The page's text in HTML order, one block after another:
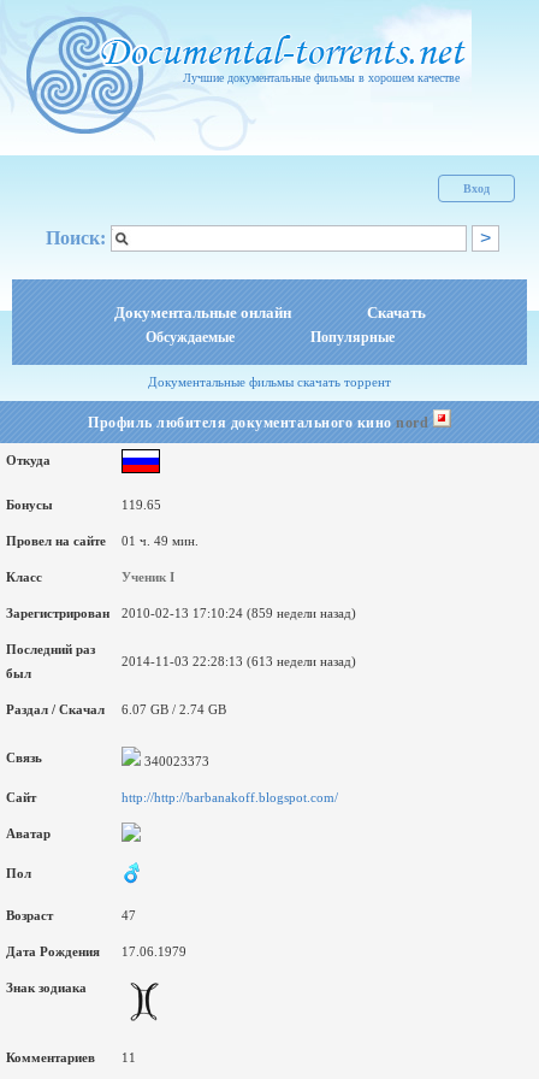
Лучшие документальные фильмы в хорошем качестве
Вход
Поиск:
Документальные онлайн Скачать
Обсуждаемые Популярные
Документальные фильмы скачать торрент
Профиль любителя документального киноnord
Откуда
Бонусы 119.65
Провел на сайте 01 ч. 49 мин.
Класс Ученик I
Зарегистрирован 2010-02-13 17:10:24 (859 недели назад)
Последний раз
был
2014-11-03 22:28:13 (613 недели назад)
Раздал / Скачал 6.07 GB / 2.74 GB
Связь 340023373
Сайт http://http://barbanakoff.blogspot.com/
Аватар
Пол
Возраст 47
Дата Рождения 17.06.1979
Знак зодиака
Комментариев 11